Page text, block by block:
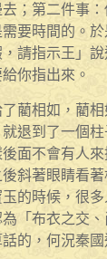
；第二件事
要時間的。
請指示王」
你指出來。
藺相如，藺
退到了一個
面不會有人
斜著眼睛看
的時候，很
「布衣之交
的，何況秦國